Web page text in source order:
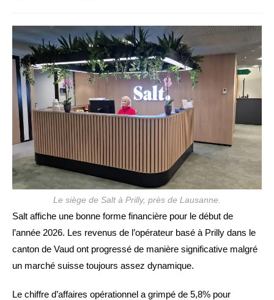
publication :
publication :
Le siège de Salt à Prilly, près de Lausanne.
Salt affiche une bonne forme financière pour le début de
l’année 2026. Les revenus de l’opérateur basé à Prilly dans le
canton de Vaud ont progressé de manière significative malgré
un marché suisse toujours assez dynamique.
Le chiffre d’affaires opérationnel a grimpé de 5,8% pour